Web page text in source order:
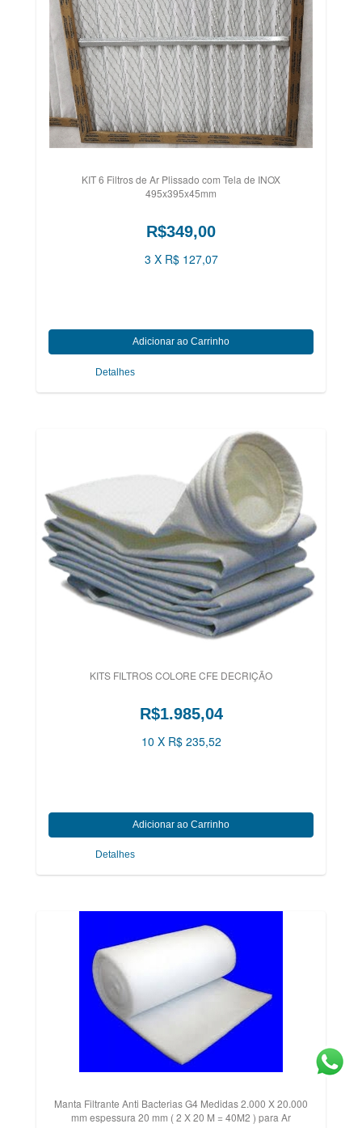
KIT 6 Filtros de Ar Plissado com Tela de INOX
495x395x45mm
R$349,00
3 X R$ 127,07
Detalhes
KITS FILTROS COLORE CFE DECRIÇÃO
R$1.985,04
10 X R$ 235,52
Detalhes
Manta Filtrante Anti Bacterias G4 Medidas 2.000 X 20.000
mm espessura 20 mm ( 2 X 20 M = 40M2 ) para Ar